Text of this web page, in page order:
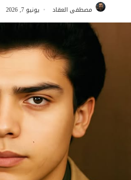
مصطفى العقاد يونيو 7, 2026